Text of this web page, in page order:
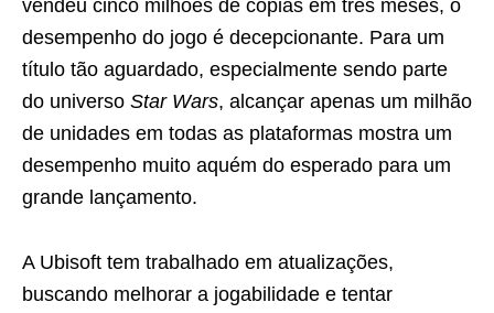
vendeu cinco milhões de cópias em três meses, o
desempenho do jogo é decepcionante. Para um
título tão aguardado, especialmente sendo parte
do universo Star Wars, alcançar apenas um milhão
de unidades em todas as plataformas mostra um
desempenho muito aquém do esperado para um
grande lançamento.
A Ubisoft tem trabalhado em atualizações,
buscando melhorar a jogabilidade e tentar